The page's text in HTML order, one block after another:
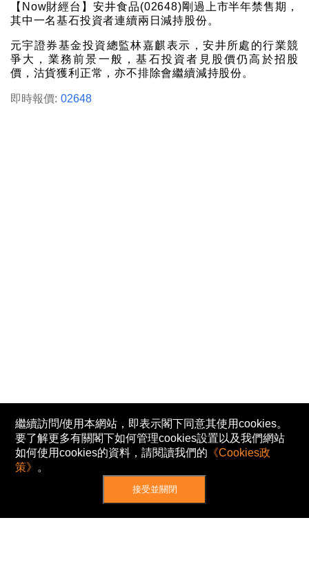
【Now財經台】安井食品(02648)剛過上市半年禁售期，
其中一名基石投資者連續兩日減持股份。
元宇證券基金投資總監林嘉麒表示，安井所處的行業競
爭大，業務前景一般，基石投資者見股價仍高於招股
價，沽貨獲利正常，亦不排除會繼續減持股份。
即時報價: 02648
繼續訪問/使用本網站，即表示閣下同意其使用cookies。
要了解更多有關閣下如何管理cookies設置以及我們網站
如何使用cookies的資料，請閱讀我們的 《Cookies政
策》 。
接受並關閉